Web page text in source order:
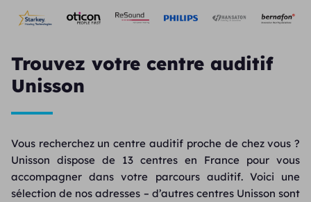
Trouvez votre centre auditif
Unisson
Vous recherchez un centre auditif proche de chez vous ?
Unisson dispose de 13 centres en France pour vous
accompagner dans votre parcours auditif. Voici une
sélection de nos adresses – d’autres centres Unisson sont